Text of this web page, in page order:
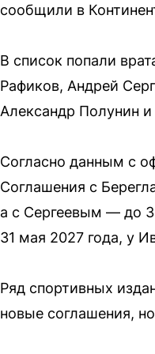
сообщили в
В список попали
Рафиков, Андрей
Александр Полунин
Согласно данным с
Соглашения с
а с Сергеевым — до
31 мая 2027 года, у
Ряд спортивных
новые соглашения,